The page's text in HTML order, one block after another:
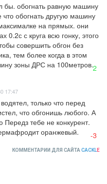
бы. обогнать равную машину
что обогнать другую машину
на прямых. они
0.2с с круга всю гонку, этого
совершить обгон без
тем более когда в этом
зоны ДРС на 100метров.2
17:47
только что перед
что обгонишь любого. А
Передз тебе не конкурент.
оранжевый.
-3
КОММЕНТАРИИ ДЛЯ САЙТА CACKLE